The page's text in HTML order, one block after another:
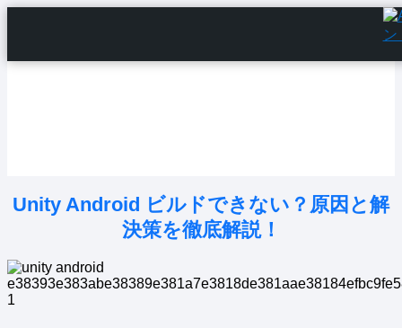
Unity Android ビルドできない？原因と解
決策を徹底解説！